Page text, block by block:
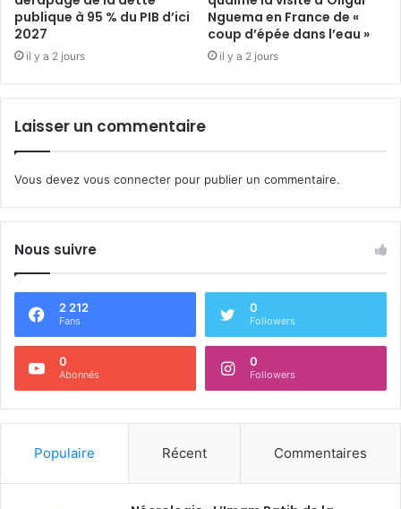
publique à 95 % du PIB d’ici
2027
il y a 2 jours
Nguema en France de «
coup d’épée dans l’eau »
il y a 2 jours
Laisser un commentaire
Vous devez vous connecter pour publier un commentaire.
Nous suivre
2 212
Fans
0
Followers
0
Abonnés
0
Followers
Populaire Récent Commentaires